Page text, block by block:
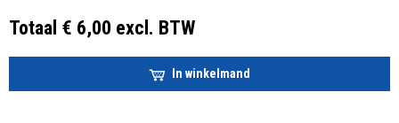
Totaal € 6,00 excl. BTW
In winkelmand